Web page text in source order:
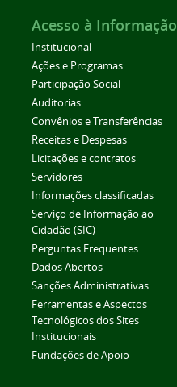
Acesso à Informação
Institucional
Ações e Programas
Participação Social
Auditorias
Convênios e Transferências
Receitas e Despesas
Licitações e contratos
Servidores
Informações classificadas
Serviço de Informação ao
Cidadão (SIC)
Perguntas Frequentes
Dados Abertos
Sanções Administrativas
Ferramentas e Aspectos
Tecnológicos dos Sites
Institucionais
Fundações de Apoio